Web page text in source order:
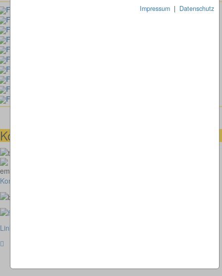
Impressum | Datenschutz
Fotorätsel 80
Fotorätsel 79
Fotorätsel 78
Fotorätsel 77
Fotorätsel 76
Fotorätsel 75
Fotorätsel 74
Fotorätsel 73
Fotorätsel 72
Fotorätsel 71
Kontaktmöglichkeiten
Kontakt
Link zur klassischen Website